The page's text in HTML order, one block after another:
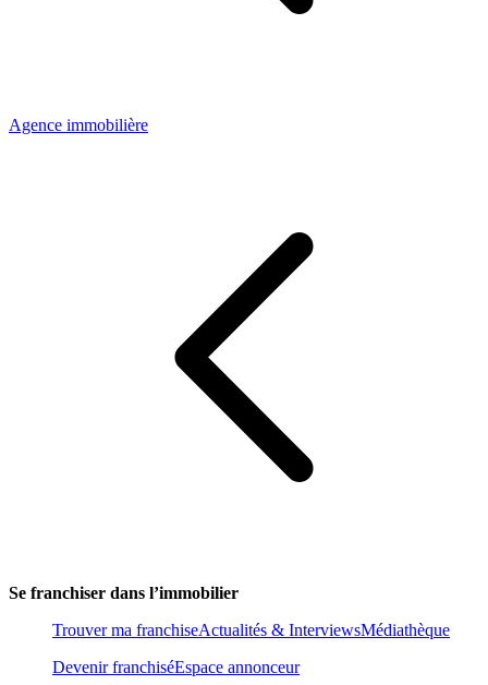
Agence immobilière
Se franchiser dans l’immobilier
Trouver ma franchiseActualités & InterviewsMédiathèque
Devenir franchiséEspace annonceur